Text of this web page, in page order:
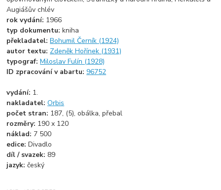
Augiášův chlév
rok vydání: 1966
typ dokumentu:kniha
překladatel:Bohumil Černík (1924)
autor textu: Zdeněk Hořínek (1931)
typograf:Miloslav Fulín (1928)
ID zpracování v abartu: 96752
vydání: 1.
nakladatel:Orbis
počet stran: 187, (5), obálka, přebal
rozměry: 190 x 120
náklad: 7 500
edice:Divadlo
díl / svazek: 89
jazyk:český